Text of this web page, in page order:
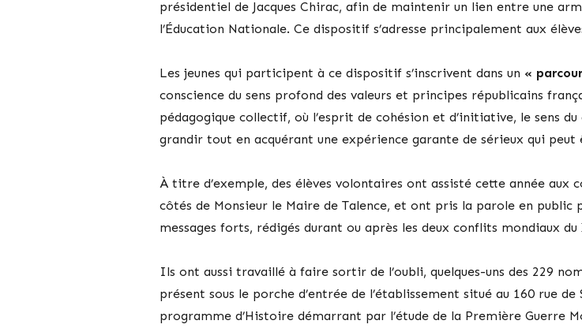
présidentiel de Jacques Chirac, afin de maintenir un lien entre une
l’Éducation Nationale. Ce dispositif s’adresse principalement aux
Les jeunes qui participent à ce dispositif s’inscrivent dans un «
conscience du sens profond des valeurs et principes républicains
pédagogique collectif, où l’esprit de cohésion et d’initiative, le sens
grandir tout en acquérant une expérience garante de sérieux qui
À titre d’exemple, des élèves volontaires ont assisté cette année
côtés de Monsieur le Maire de Talence, et ont pris la parole en
messages forts, rédigés durant ou après les deux conflits mondiaux du
Ils ont aussi travaillé à faire sortir de l’oubli, quelques-uns des 229
présent sous le porche d’entrée de l’établissement situé au 160 rue
programme d’Histoire démarrant par l’étude de la Première Guerre